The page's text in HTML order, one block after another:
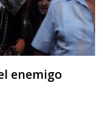
enemigo